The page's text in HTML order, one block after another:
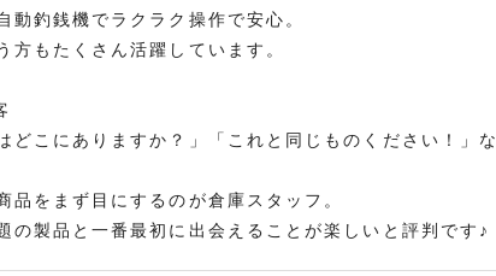
動釣銭機でラクラク操作で安心。
方もたくさん活躍しています。
どこにありますか？」「これと同じものください！」
品をまず目にするのが倉庫スタッフ。
の製品と一番最初に出会えることが楽しいと評判です♪